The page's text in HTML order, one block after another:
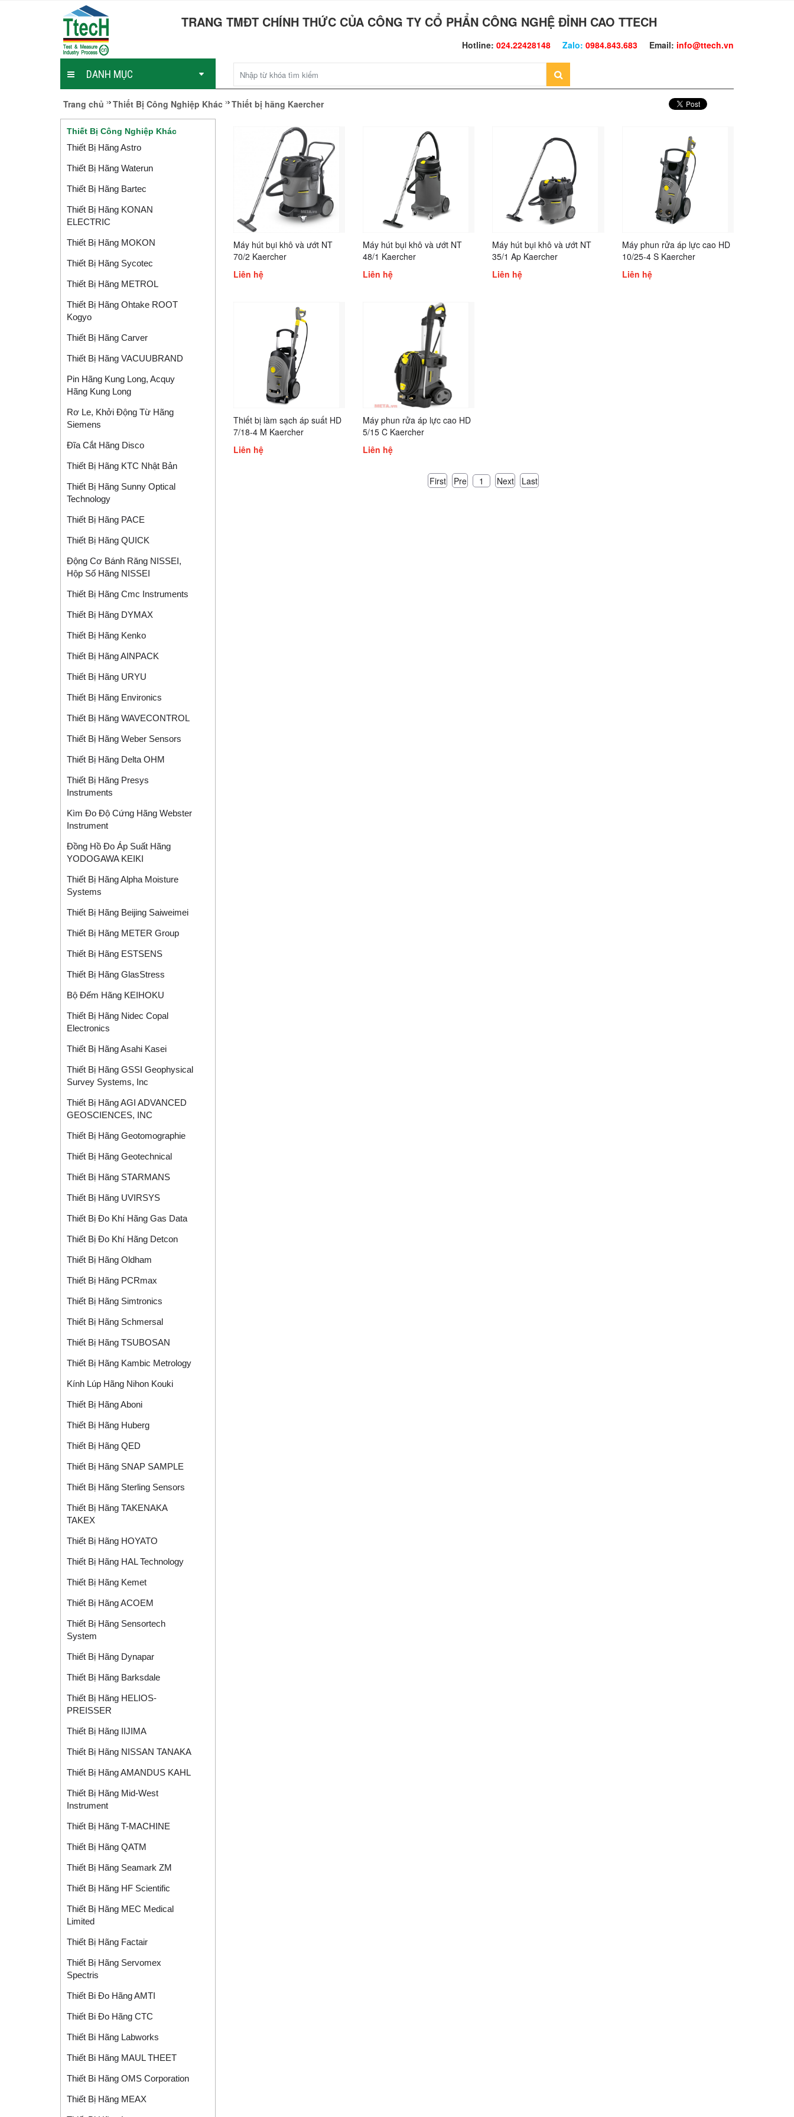
TRANG TMĐT CHÍNH THỨC CỦA CÔNG TY CỔ PHẨN CÔNG NGHỆ ĐỈNH CAO TTECH
Hotline: 024.22428148 Zalo: 0984.843.683 Email: info@ttech.vn
DANH MỤC
Trang chủ Thiết Bị Công Nghiệp Khác Thiết bị hãng Kaercher
Máy hút bụi khô và ướt NT
70/2 Kaercher
Liên hệ
Máy hút bụi khô và ướt NT
48/1 Kaercher
Liên hệ
Máy hút bụi khô và ướt NT
35/1 Ap Kaercher
Liên hệ
Máy phun rửa áp lực cao HD
10/25-4 S Kaercher
Liên hệ
Thiết bị làm sạch áp suất HD
7/18-4 M Kaercher
Liên hệ
Máy phun rửa áp lực cao HD
5/15 C Kaercher
Liên hệ
First Pre 1 Next Last
Thiết Bị Công Nghiệp Khác
Thiết Bị Hãng Astro
Thiết Bị Hãng Waterun
Thiết Bị Hãng Bartec
Thiết Bị Hãng KONAN
ELECTRIC
Thiết Bị Hãng MOKON
Thiết Bị Hãng Sycotec
Thiết Bị Hãng METROL
Thiết Bị Hãng Ohtake ROOT
Kogyo
Thiết Bị Hãng Carver
Thiết Bị Hãng VACUUBRAND
Pin Hãng Kung Long, Acquy
Hãng Kung Long
Rơ Le, Khởi Động Từ Hãng
Siemens
Đĩa Cắt Hãng Disco
Thiết Bị Hãng KTC Nhật Bản
Thiết Bị Hãng Sunny Optical
Technology
Thiết Bị Hãng PACE
Thiết Bị Hãng QUICK
Động Cơ Bánh Răng NISSEI,
Hộp Số Hãng NISSEI
Thiết Bị Hãng Cmc Instruments
Thiết Bị Hãng DYMAX
Thiết Bị Hãng Kenko
Thiết Bị Hãng AINPACK
Thiết Bị Hãng URYU
Thiết Bị Hãng Environics
Thiết Bị Hãng WAVECONTROL
Thiết Bị Hãng Weber Sensors
Thiết Bị Hãng Delta OHM
Thiết Bị Hãng Presys
Instruments
Kìm Đo Độ Cứng Hãng Webster
Instrument
Đồng Hồ Đo Áp Suất Hãng
YODOGAWA KEIKI
Thiết Bị Hãng Alpha Moisture
Systems
Thiết Bị Hãng Beijing Saiweimei
Thiết Bị Hãng METER Group
Thiết Bị Hãng ESTSENS
Thiết Bị Hãng GlasStress
Bộ Đếm Hãng KEIHOKU
Thiết Bị Hãng Nidec Copal
Electronics
Thiết Bị Hãng Asahi Kasei
Thiết Bị Hãng GSSI Geophysical
Survey Systems, Inc
Thiết Bị Hãng AGI ADVANCED
GEOSCIENCES, INC
Thiết Bị Hãng Geotomographie
Thiết Bị Hãng Geotechnical
Thiết Bị Hãng STARMANS
Thiết Bị Hãng UVIRSYS
Thiết Bị Đo Khí Hãng Gas Data
Thiết Bị Đo Khí Hãng Detcon
Thiết Bị Hãng Oldham
Thiết Bị Hãng PCRmax
Thiết Bị Hãng Simtronics
Thiết Bị Hãng Schmersal
Thiết Bị Hãng TSUBOSAN
Thiết Bị Hãng Kambic Metrology
Kính Lúp Hãng Nihon Kouki
Thiết Bị Hãng Aboni
Thiết Bị Hãng Huberg
Thiết Bị Hãng QED
Thiết Bị Hãng SNAP SAMPLE
Thiết Bị Hãng Sterling Sensors
Thiết Bị Hãng TAKENAKA
TAKEX
Thiết Bị Hãng HOYATO
Thiết Bị Hãng HAL Technology
Thiết Bị Hãng Kemet
Thiết Bị Hãng ACOEM
Thiết Bị Hãng Sensortech
System
Thiết Bị Hãng Dynapar
Thiết Bị Hãng Barksdale
Thiết Bị Hãng HELIOS-
PREISSER
Thiết Bị Hãng IIJIMA
Thiết Bị Hãng NISSAN TANAKA
Thiết Bị Hãng AMANDUS KAHL
Thiết Bị Hãng Mid-West
Instrument
Thiết Bị Hãng T-MACHINE
Thiết Bị Hãng QATM
Thiết Bị Hãng Seamark ZM
Thiết Bị Hãng HF Scientific
Thiết Bị Hãng MEC Medical
Limited
Thiết Bị Hãng Factair
Thiết Bị Hãng Servomex
Spectris
Thiết Bi Đo Hãng AMTI
Thiết Bi Đo Hãng CTC
Thiết Bi Hãng Labworks
Thiết Bi Hãng MAUL THEET
Thiết Bi Hãng OMS Corporation
Thiết Bị Hãng MEAX